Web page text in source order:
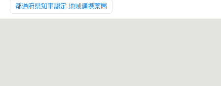
都道府県知事認定 地域連携薬局